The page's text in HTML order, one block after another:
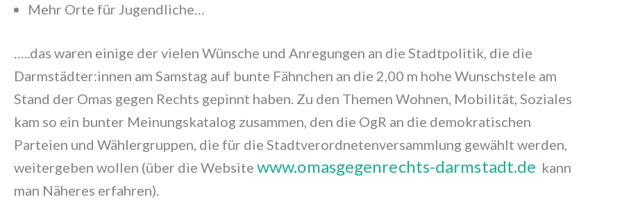
Mehr Orte für Jugendliche…
…..das waren einige der vielen Wünsche und Anregungen an die Stadtpolitik, die die
Darmstädter:innen am Samstag auf bunte Fähnchen an die 2,00 m hohe Wunschstele am
Stand der Omas gegen Rechts gepinnt haben. Zu den Themen Wohnen, Mobilität, Soziales
kam so ein bunter Meinungskatalog zusammen, den die OgR an die demokratischen
Parteien und Wählergruppen, die für die Stadtverordnetenversammlung gewählt werden,
weitergeben wollen (über die Website www.omasgegenrechts-darmstadt.de kann
man Näheres erfahren).